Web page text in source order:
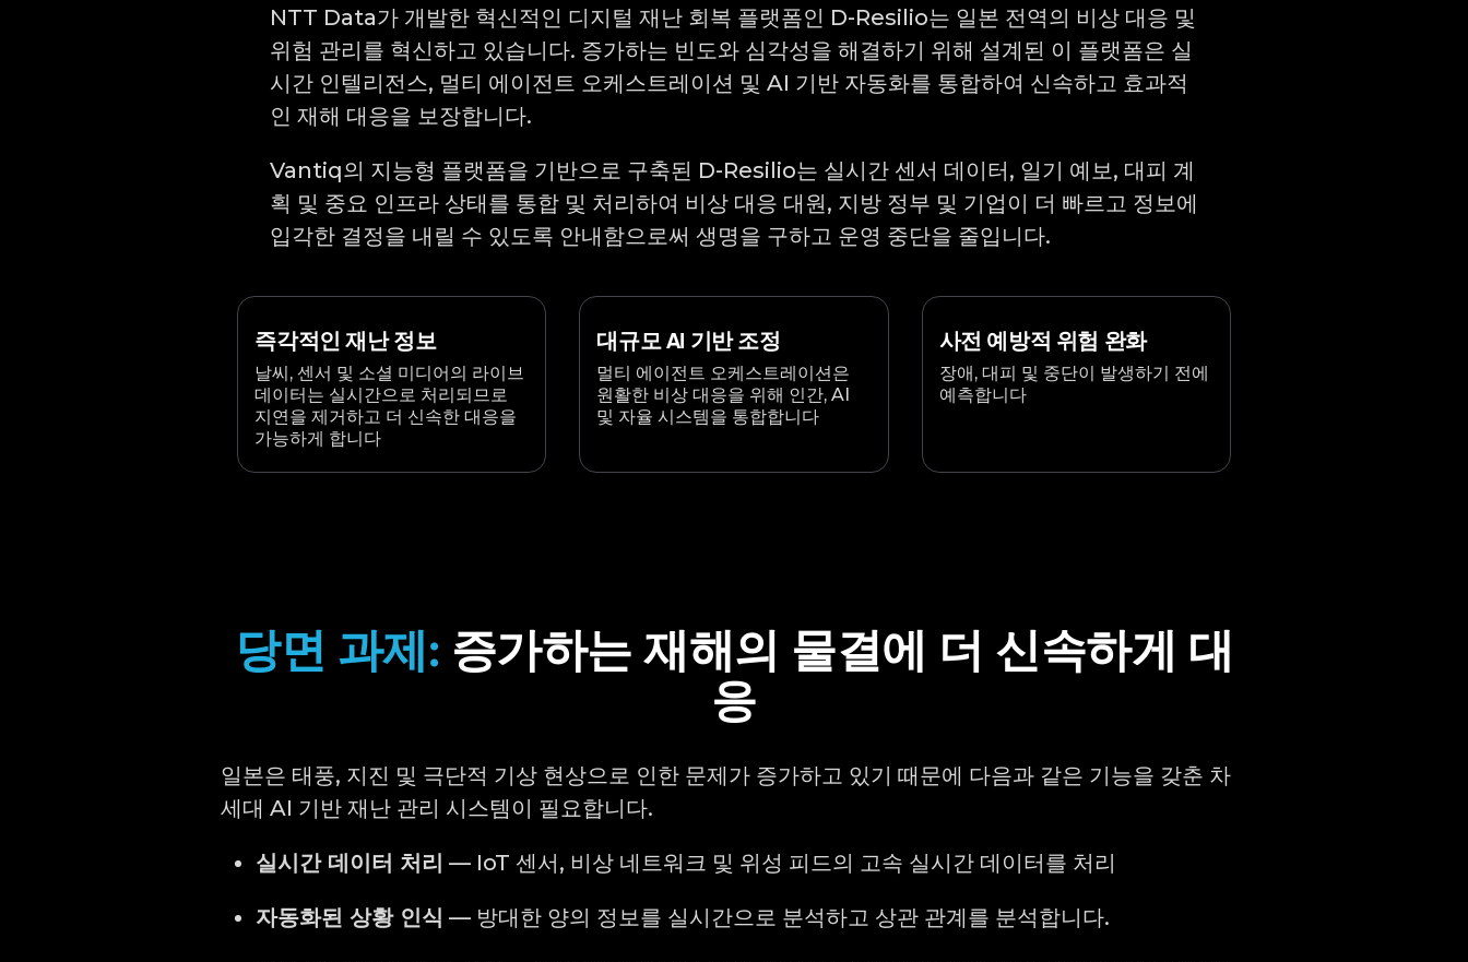
NTT Data가 개발한 혁신적인 디지털 재난 회복 플랫폼인 D-Resilio는 일본 전역의 비상 대응 및
위험 관리를 혁신하고 있습니다. 증가하는 빈도와 심각성을 해결하기 위해 설계된 이 플랫폼은 실
시간 인텔리전스, 멀티 에이전트 오케스트레이션 및 AI 기반 자동화를 통합하여 신속하고 효과적
인 재해 대응을 보장합니다.
Vantiq의 지능형 플랫폼을 기반으로 구축된 D-Resilio는 실시간 센서 데이터, 일기 예보, 대피 계
획 및 중요 인프라 상태를 통합 및 처리하여 비상 대응 대원, 지방 정부 및 기업이 더 빠르고 정보에
입각한 결정을 내릴 수 있도록 안내함으로써 생명을 구하고 운영 중단을 줄입니다.
즉각적인 재난 정보
날씨, 센서 및 소셜 미디어의 라이브
데이터는 실시간으로 처리되므로
지연을 제거하고 더 신속한 대응을
가능하게 합니다
대규모 AI 기반 조정
멀티 에이전트 오케스트레이션은
원활한 비상 대응을 위해 인간, AI
및 자율 시스템을 통합합니다
사전 예방적 위험 완화
장애, 대피 및 중단이 발생하기 전에
예측합니다
당면 과제: 증가하는 재해의 물결에 더 신속하게 대
응
일본은 태풍, 지진 및 극단적 기상 현상으로 인한 문제가 증가하고 있기 때문에 다음과 같은 기능을 갖춘 차
세대 AI 기반 재난 관리 시스템이 필요합니다.
실시간 데이터 처리 — IoT 센서, 비상 네트워크 및 위성 피드의 고속 실시간 데이터를 처리
자동화된 상황 인식 — 방대한 양의 정보를 실시간으로 분석하고 상관 관계를 분석합니다.